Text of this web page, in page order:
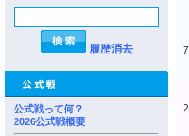
履歴消去
公式戦って何？
2026公式戦概要
7
2